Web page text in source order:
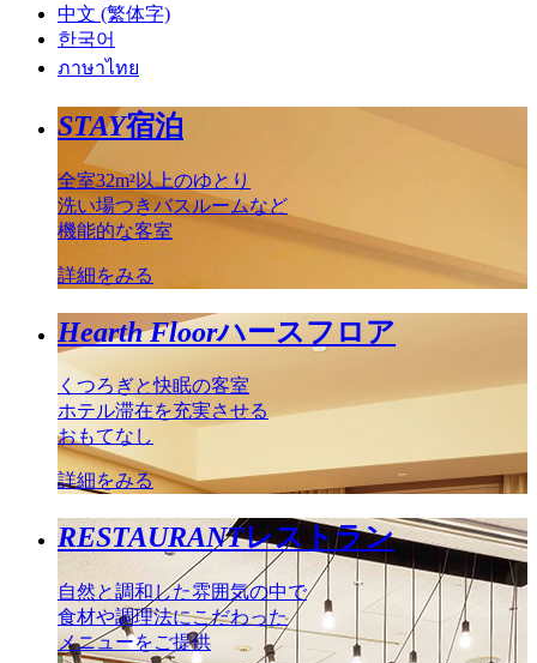
中文 (繁体字)
한국어
ภาษาไทย
STAY宿泊
全室32m²以上のゆとり
洗い場つきバスルームなど
機能的な客室
詳細をみる
Hearth Floorハースフロア
くつろぎと快眠の客室
ホテル滞在を充実させる
おもてなし
詳細をみる
RESTAURANTレストラン
自然と調和した雰囲気の中で
食材や調理法にこだわった
メニューをご提供